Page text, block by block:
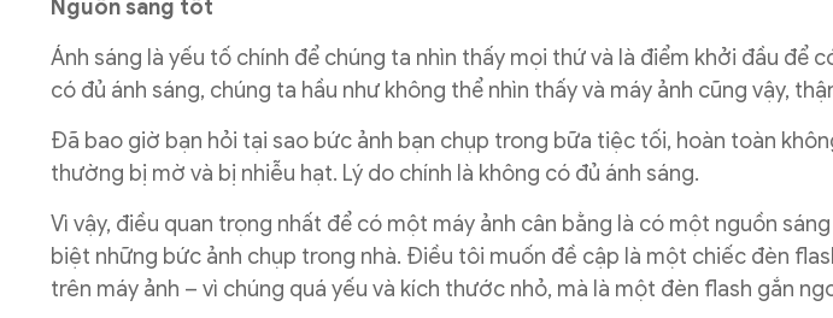
Nguồn sáng tốt
Ánh sáng là yếu tố chính để chúng ta nhìn thấy mọi thứ và là điểm khởi đầu để
có đủ ánh sáng, chúng ta hầu như không thể nhìn thấy và máy ảnh cũng vậy,
Đã bao giờ bạn hỏi tại sao bức ảnh bạn chụp trong bữa tiệc tối, hoàn toàn
thường bị mờ và bị nhiễu hạt. Lý do chính là không có đủ ánh sáng.
Vì vậy, điều quan trọng nhất để có một máy ảnh cân bằng là có một nguồn
biệt những bức ảnh chụp trong nhà. Điều tôi muốn đề cập là một chiếc đèn
trên máy ảnh – vì chúng quá yếu và kích thước nhỏ, mà là một đèn flash gắn